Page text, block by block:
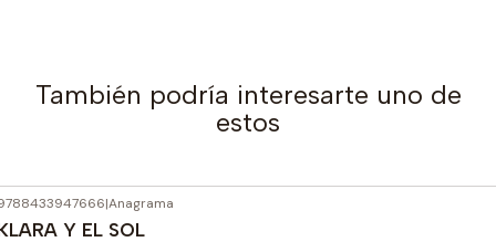
También podría interesarte uno de
estos
Agotado |Anagrama
Y EL SOL